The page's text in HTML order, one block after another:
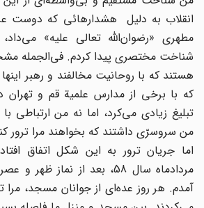
انقلاب به دلیل هشدارهائی که دوست
مطهری «رضوان‌الله تعالی علیه» می‌داد،
شناخت مختصری پیدا کردم. فی‌الجمله
هستند که با روحانیت مخالفند و رهبر اینها
که با برخی از مدارس علمیة قم و تهران
تبلیغ زیادی می‌کرد، اما نه من ارتباطی با
من سروسرّی داشتند که بخواهند مرا ترور
اما جریان ترور به این شکل اتفاق
مردادماه سال 58، بعد از نماز
آمدم. هر روز عده‌ای از جوانان مسجد، مرا